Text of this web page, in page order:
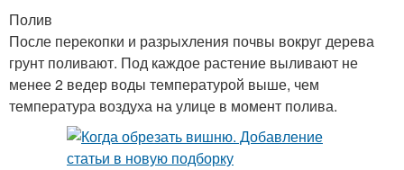
Полив
После перекопки и разрыхления почвы вокруг дерева
грунт поливают. Под каждое растение выливают не
менее 2 ведер воды температурой выше, чем
температура воздуха на улице в момент полива.